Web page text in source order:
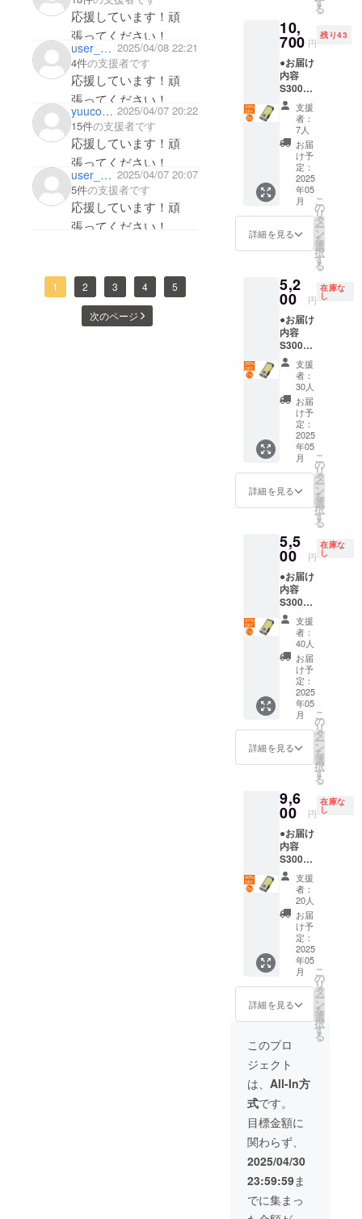
応援しています！頑
張ってください！
user_8c47b349fb84 2025/04/08 22:21
4件の支援者です
応援しています！頑
張ってください！
yuucoron 2025/04/07 20:22
15件の支援者です
応援しています！頑
張ってください！
user_870d8f426694 2025/04/07 20:07
5件の支援者です
応援しています！頑
張ってください！
1 2 3 4 5
次のページ
込） ※
販売価
格は送
料込み
です。
※ご注文
状況、
使用部
材の供
給状
況、製
造工程
上の都
合等に
より出
荷時期
が遅れ
る
10,
700 円
残り43
●お届け
内容
S300本
体 x 2
充電
ケーブ
ル x 2 ●
数量限
定！定
価から
33%OF
F 定価
16,000
円（税
込）→
10,700
込） ※
販売価
格は送
料込み
です。
※ご注文
状況、
使用部
材の供
給状
況、製
造工程
上の都
合等に
より出
荷時期
が遅れ
支援
者：
7人
お届
け予
定：
2025
年05
月
詳細を見る
こ
の
リ
タ
ー
ン
を
選
択
す
る
5,2
00 円
在庫な
し
●お届け
内容
S300本
体 x 1
充電
ケーブ
ル x 1 ●
数量限
定！定
価から
35%OF
F 定価
8,000円
（税
込）→
5,200円
込） ※
販売価
格は送
料込み
です。
※ご注文
状況、
使用部
材の供
給状
況、製
造工程
上の都
合等に
より出
荷時期
が遅れ
支援
者：
30人
お届
け予
定：
2025
年05
月
詳細を見る
こ
の
リ
タ
ー
ン
を
選
択
す
る
5,5
00 円
在庫な
し
●お届け
内容
S300本
体 x 1
充電
ケーブ
ル x 1 ●
数量限
定！定
価から
31%OF
F 定価
8,000円
（税
込）→
5,500円
込） ※
販売価
格は送
料込み
です。
※ご注文
状況、
使用部
材の供
給状
況、製
造工程
上の都
合等に
より出
荷時期
が遅れ
ます。
支援
者：
40人
お届
け予
定：
2025
年05
月
詳細を見る
こ
の
リ
タ
ー
ン
を
選
択
す
る
9,6
00 円
在庫な
し
●お届け
内容
S300本
体 x 2
充電
ケーブ
ル x 2 ●
数量限
定！定
価から
40%OF
F 定価
16,000
円（税
込）→
9,600円
（税
込） ※
販売価
格は送
料込み
です。
※ご注文
状況、
使用部
材の供
給状
況、製
造工程
上の都
支援
者：
20人
お届
け予
定：
2025
年05
月
詳細を見る
こ
の
リ
タ
ー
ン
を
選
択
す
る
このプロ
ジェクト
は、 All-In方
式です。
目標金額に
関わらず、
2025/04/30
23:59:59ま
でに集まっ